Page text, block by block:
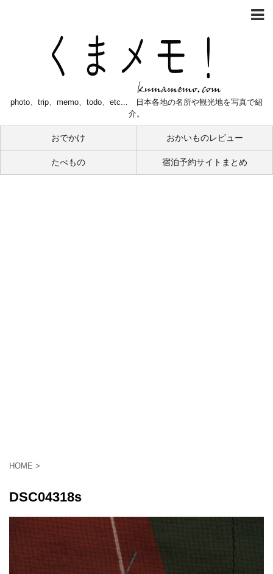
photo、trip、memo、todo、etc... 日本各地の名所や観光地を写真で紹
介。
おでかけ おかいものレビュー
たべもの 宿泊予約サイトまとめ
HOME >
DSC04318s